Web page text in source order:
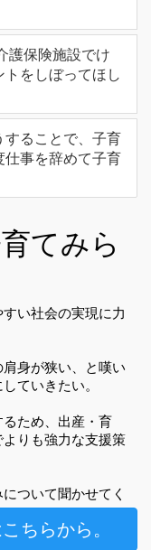
護保険施設でけ
をしぼってほし
することで、子育
事を辞めて子育
ちらから。